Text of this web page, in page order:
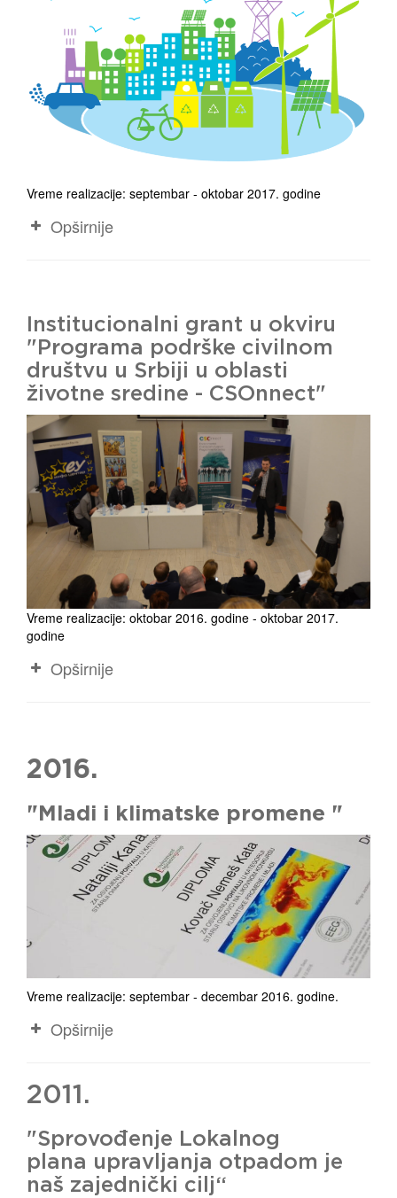
Vreme realizacije: septembar - oktobar 2017. godine
Opširnije
Institucionalni grant u okviru
"Programa podrške civilnom
društvu u Srbiji u oblasti
životne sredine - CSOnnect"
Vreme realizacije: oktobar 2016. godine - oktobar 2017.
godine
Opširnije
2016.
"Mladi i klimatske promene "
Vreme realizacije: septembar - decembar 2016. godine.
Opširnije
2011.
"Sprovođenje Lokalnog
plana upravljanja otpadom je
naš zajednički cilj“